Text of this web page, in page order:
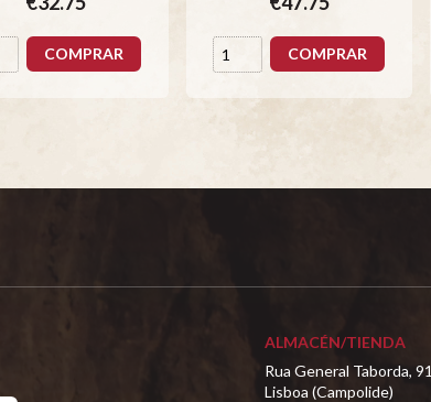
COMPRAR COMPRAR
ALMACÉN/TIENDA
Rua General Taborda, 91
Lisboa (Campolide)